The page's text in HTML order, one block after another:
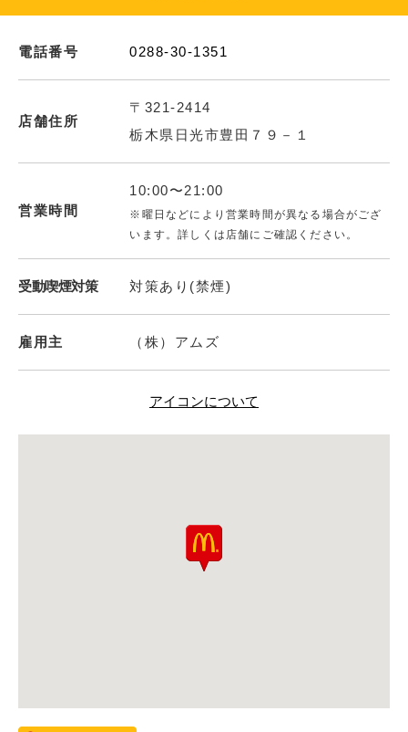
電話番号 0288-30-1351
店舗住所
〒321-2414
栃木県日光市豊田７９－１
営業時間
10:00〜21:00
※曜日などにより営業時間が異なる場合がござ
います。詳しくは店舗にご確認ください。
受動喫煙対策 対策あり(禁煙)
雇用主 （株）アムズ
アイコンについて